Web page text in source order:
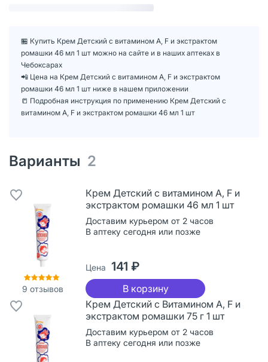
🏪 Купить Крем Детский с витамином А, F и экстрактом
ромашки 46 мл 1 шт можно на сайте и в наших аптеках в
Чебоксарах
📲 Цена на Крем Детский с витамином А, F и экстрактом
ромашки 46 мл 1 шт ниже в нашем приложении
📒 Подробная инструкция по применению Крем Детский с
витамином А, F и экстрактом ромашки 46 мл 1 шт
Варианты 2
9 отзывов
Крем Детский с витамином А, F и
экстрактом ромашки 46 мл 1 шт
Доставим курьером от 2 часов
В аптеку сегодня или позже
Цена 141 ₽
В корзину
Крем Детский с Витамином А, F и
экстрактом ромашки 75 г 1 шт
Доставим курьером от 2 часов
В аптеку сегодня или позже